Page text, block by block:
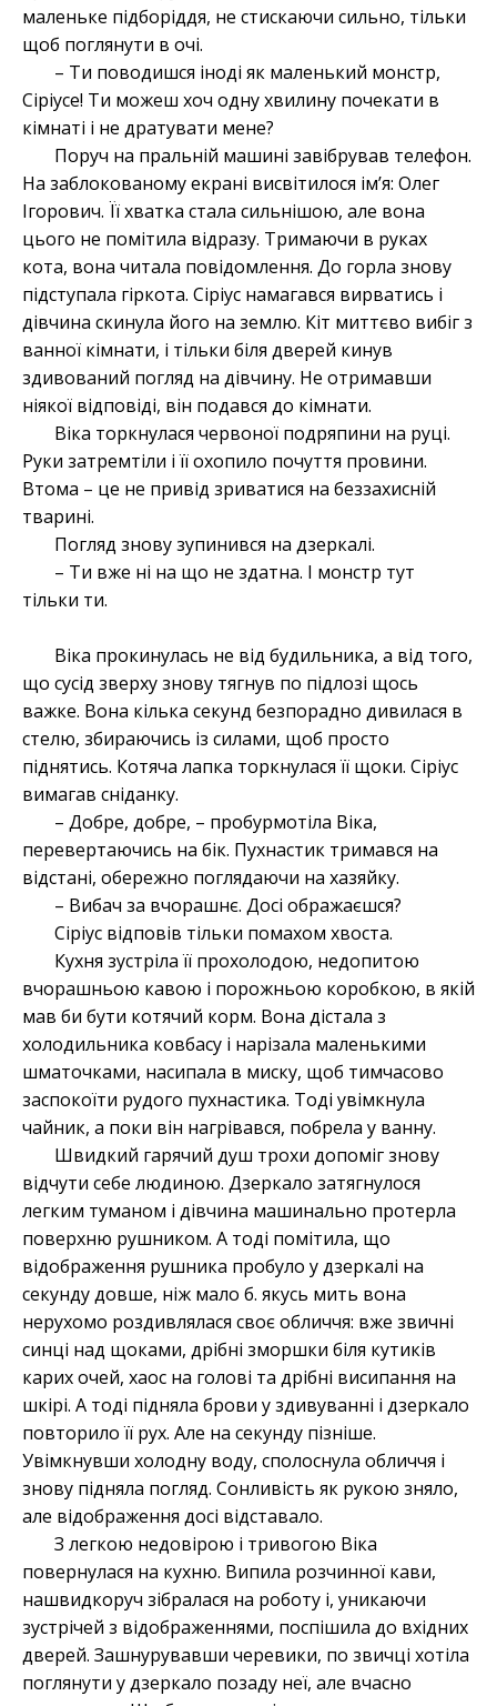
маленьке підборіддя, не стискаючи сильно, тільки
щоб поглянути в очі.
– Ти поводишся іноді як маленький монстр,
Сіріусе! Ти можеш хоч одну хвилину почекати в
кімнаті і не дратувати мене?
Поруч на пральній машині завібрував телефон.
На заблокованому екрані висвітилося ім’я: Олег
Ігорович. Її хватка стала сильнішою, але вона
цього не помітила відразу. Тримаючи в руках
кота, вона читала повідомлення. До горла знову
підступала гіркота. Сіріус намагався вирватись і
дівчина скинула його на землю. Кіт миттєво вибіг з
ванної кімнати, і тільки біля дверей кинув
здивований погляд на дівчину. Не отримавши
ніякої відповіді, він подався до кімнати.
Віка торкнулася червоної подряпини на руці.
Руки затремтіли і її охопило почуття провини.
Втома – це не привід зриватися на беззахисній
тварині.
Погляд знову зупинився на дзеркалі.
– Ти вже ні на що не здатна. І монстр тут
тільки ти.
Віка прокинулась не від будильника, а від того,
що сусід зверху знову тягнув по підлозі щось
важке. Вона кілька секунд безпорадно дивилася в
стелю, збираючись із силами, щоб просто
піднятись. Котяча лапка торкнулася її щоки. Сіріус
вимагав сніданку.
– Добре, добре, – пробурмотіла Віка,
перевертаючись на бік. Пухнастик тримався на
відстані, обережно поглядаючи на хазяйку.
– Вибач за вчорашнє. Досі ображаєшся?
Сіріус відповів тільки помахом хвоста.
Кухня зустріла її прохолодою, недопитою
вчорашньою кавою і порожньою коробкою, в якій
мав би бути котячий корм. Вона дістала з
холодильника ковбасу і нарізала маленькими
шматочками, насипала в миску, щоб тимчасово
заспокоїти рудого пухнастика. Тоді увімкнула
чайник, а поки він нагрівався, побрела у ванну.
Швидкий гарячий душ трохи допоміг знову
відчути себе людиною. Дзеркало затягнулося
легким туманом і дівчина машинально протерла
поверхню рушником. А тоді помітила, що
відображення рушника пробуло у дзеркалі на
секунду довше, ніж мало б. якусь мить вона
нерухомо роздивлялася своє обличчя: вже звичні
синці над щоками, дрібні зморшки біля кутиків
карих очей, хаос на голові та дрібні висипання на
шкірі. А тоді підняла брови у здивуванні і дзеркало
повторило її рух. Але на секунду пізніше.
Увімкнувши холодну воду, сполоснула обличчя і
знову підняла погляд. Сонливість як рукою зняло,
але відображення досі відставало.
З легкою недовірою і тривогою Віка
повернулася на кухню. Випила розчинної кави,
нашвидкоруч зібралася на роботу і, уникаючи
зустрічей з відображеннями, поспішила до вхідних
дверей. Зашнурувавши черевики, по звичці хотіла
поглянути у дзеркало позаду неї, але вчасно